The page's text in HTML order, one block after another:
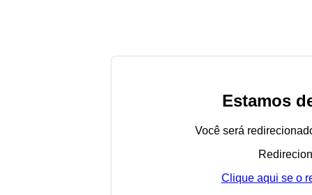
Estamos
Você será
Clique aqui se o